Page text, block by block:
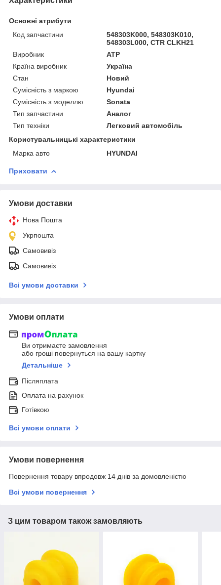
Основні атрибути
Код запчастини
548303K000, 548303K010,
548303L000, CTR CLKH21
Виробник
ATP
Країна виробник
Україна
Стан
Новий
Сумісність з маркою
Hyundai
Сумісність з моделлю
Sonata
Тип запчастини
Аналог
Тип техніки
Легковий автомобіль
Користувальницькі характеристики
Марка авто
HYUNDAI
Приховати
Умови доставки
Нова Пошта
Укрпошта
Самовивіз
Самовивіз
Всі умови доставки
Умови оплати
Ви отримаєте замовлення
або гроші повернуться на вашу картку
Детальніше
Післяплата
Оплата на рахунок
Готівкою
Всі умови оплати
Умови повернення
Повернення товару впродовж 14 днів за домовленістю
Всі умови повернення
З цим товаром також замовляють